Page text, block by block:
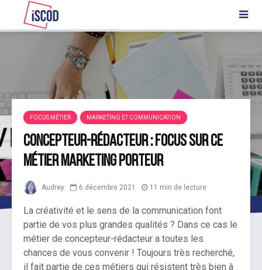
FOCUS MÉTIER MARKETING ET COMMUNICATION
Concepteur-rédacteur : focus sur ce
métier marketing porteur
Audrey 6 décembre 2021 11 min de lecture
La créativité et le sens de la communication font
partie de vos plus grandes qualités ? Dans ce cas le
métier de concepteur-rédacteur a toutes les
chances de vous convenir ! Toujours très recherché,
il fait partie de ces métiers qui résistent très bien à